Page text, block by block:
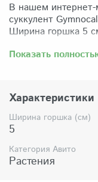
В нашем
суккулент
Ширина горшка 5
Забрать растение
по России
СДЭК.
Комплектация:
Растение
системой, это
Показать
Характеристики
Ширина горшка (см)
5
Категория Авито
Растения